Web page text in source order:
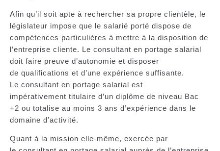
Afin qu’il soit apte à rechercher sa propre clientèle, le
législateur impose que le salarié porté dispose de
compétences particulières à mettre à la disposition de
l’entreprise cliente. Le consultant en portage salarial
doit faire preuve d’autonomie et disposer
de qualifications et d’une expérience suffisante.
Le consultant en portage salarial est
impérativement titulaire d’un diplôme de niveau Bac
+2 ou totalise au moins 3 ans d’expérience dans le
domaine d’activité.
Quant à la mission elle-même, exercée par